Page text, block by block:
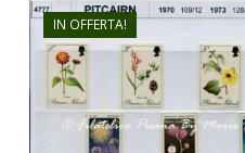
IN OFFERTA!
€ 21,00
€15,00